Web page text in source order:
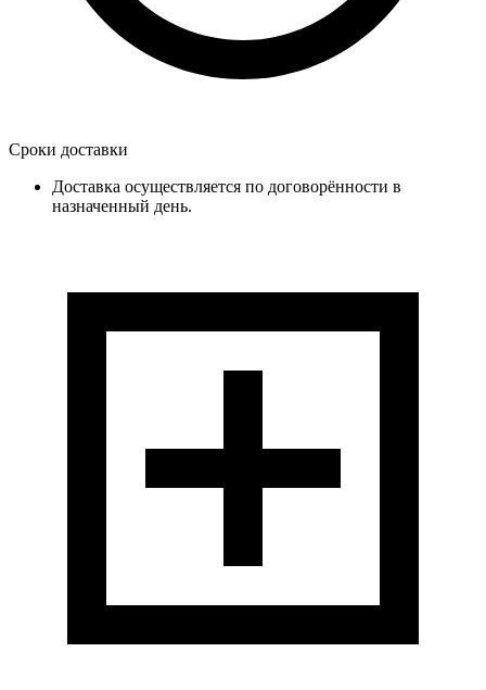
Сроки доставки
Доставка осуществляется по договорённости в
назначенный день.